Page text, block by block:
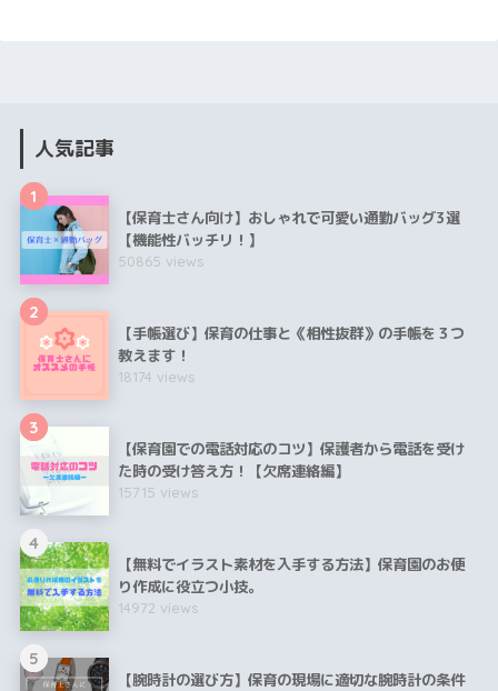
人気記事
1
【保育士さん向け】おしゃれで可愛い通勤バッグ3選
【機能性バッチリ！】
50865 views
2
【手帳選び】保育の仕事と《相性抜群》の手帳を３つ
教えます！
18174 views
3
【保育園での電話対応のコツ】保護者から電話を受け
た時の受け答え方！【欠席連絡編】
15715 views
4
【無料でイラスト素材を入手する方法】保育園のお便
り作成に役立つ小技。
14972 views
5
【腕時計の選び方】保育の現場に適切な腕時計の条件